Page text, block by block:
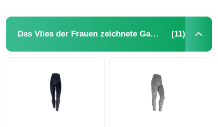
Das Vlies der Frauen zeichnete Gamaschen (11)